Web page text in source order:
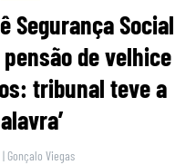
Segurança Social
de velhice
tribunal teve a
| Gonçalo Viegas